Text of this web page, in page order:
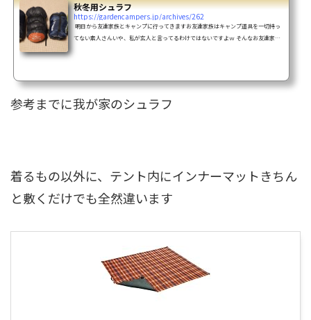
秋冬用シュラフ
https://gardencampers.jp/archives/262
明日から友達家族とキャンプに行ってきますお友達家族はキャンプ道具を一切持っ
てない素人さんいや、私が玄人と言ってるわけではないですよｗ そんなお友達家族
で、夜間の気温も平地とではだいぶ違いますましてやテント一つの野営です キャン
プをしたことがない人には...
参考までに我が家のシュラフ
着るもの以外に、テント内にインナーマットきちん
と敷くだけでも全然違います